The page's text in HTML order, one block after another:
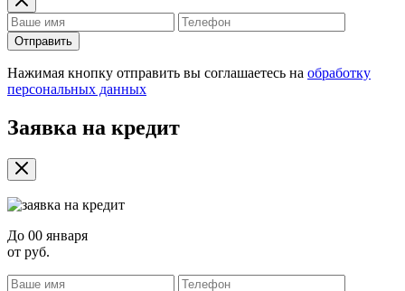
Отправить
Нажимая кнопку отправить вы соглашаетесь на обработку
персональных данных
Заявка на кредит
До 00 января
от руб.